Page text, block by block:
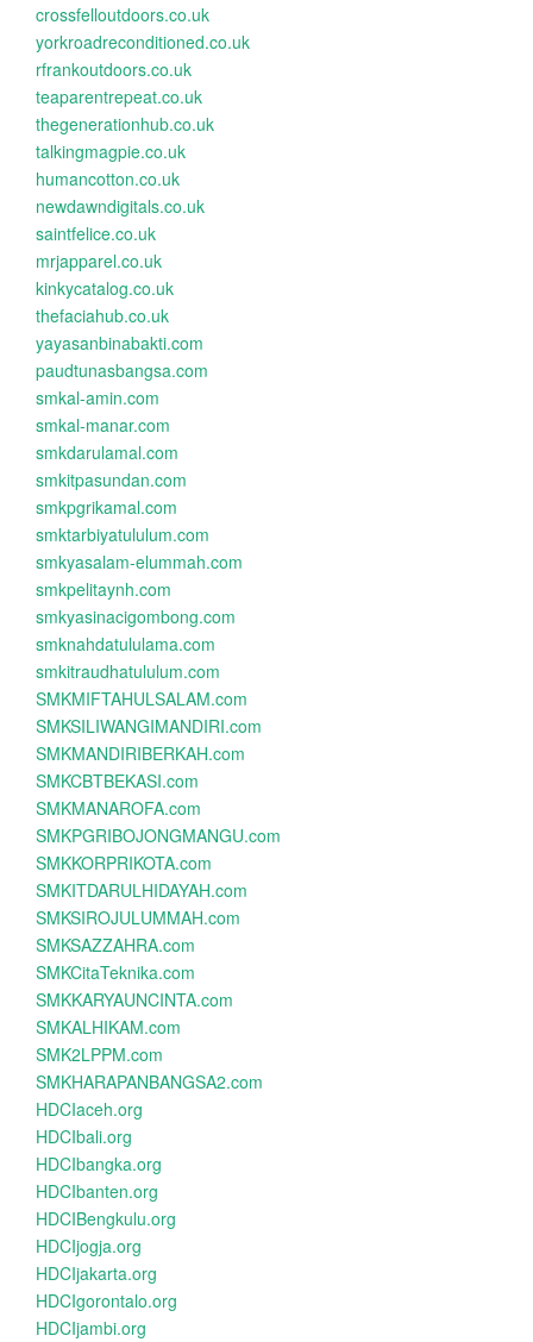
crossfelloutdoors.co.uk
yorkroadreconditioned.co.uk
rfrankoutdoors.co.uk
teaparentrepeat.co.uk
thegenerationhub.co.uk
talkingmagpie.co.uk
humancotton.co.uk
newdawndigitals.co.uk
saintfelice.co.uk
mrjapparel.co.uk
kinkycatalog.co.uk
thefaciahub.co.uk
yayasanbinabakti.com
paudtunasbangsa.com
smkal-amin.com
smkal-manar.com
smkdarulamal.com
smkitpasundan.com
smkpgrikamal.com
smktarbiyatululum.com
smkyasalam-elummah.com
smkpelitaynh.com
smkyasinacigombong.com
smknahdatululama.com
smkitraudhatululum.com
SMKMIFTAHULSALAM.com
SMKSILIWANGIMANDIRI.com
SMKMANDIRIBERKAH.com
SMKCBTBEKASI.com
SMKMANAROFA.com
SMKPGRIBOJONGMANGU.com
SMKKORPRIKOTA.com
SMKITDARULHIDAYAH.com
SMKSIROJULUMMAH.com
SMKSAZZAHRA.com
SMKCitaTeknika.com
SMKKARYAUNCINTA.com
SMKALHIKAM.com
SMK2LPPM.com
SMKHARAPANBANGSA2.com
HDCIaceh.org
HDCIbali.org
HDCIbangka.org
HDCIbanten.org
HDCIBengkulu.org
HDCIjogja.org
HDCIjakarta.org
HDCIgorontalo.org
HDCIjambi.org